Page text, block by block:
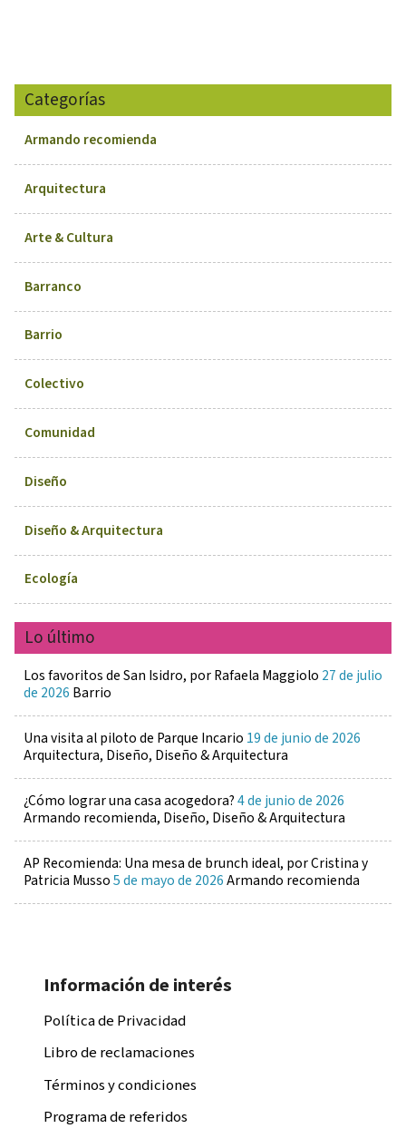
Categorías
Armando recomienda
Arquitectura
Arte & Cultura
Barranco
Barrio
Colectivo
Comunidad
Diseño
Diseño & Arquitectura
Ecología
Lo último
Los favoritos de San Isidro, por Rafaela Maggiolo 27 de julio
de 2026 Barrio
Una visita al piloto de Parque Incario 19 de junio de 2026
Arquitectura, Diseño, Diseño & Arquitectura
¿Cómo lograr una casa acogedora?4 de junio de 2026
Armando recomienda, Diseño, Diseño & Arquitectura
AP Recomienda: Una mesa de brunch ideal, por Cristina y
Patricia Musso5 de mayo de 2026Armando recomienda
Información de interés
Política de Privacidad
Libro de reclamaciones
Términos y condiciones
Programa de referidos